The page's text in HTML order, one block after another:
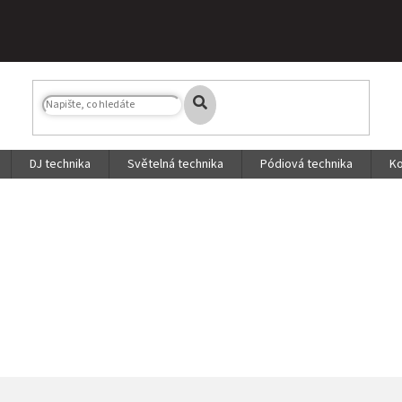
DJ technika Světelná technika Pódiová technika